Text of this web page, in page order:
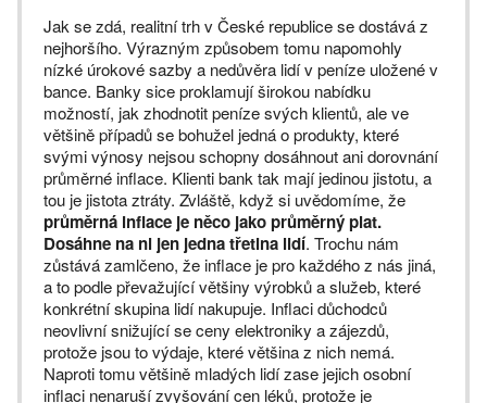
Jak se zdá, realitní trh v České republice se dostává z
nejhoršího. Výrazným způsobem tomu napomohly
nízké úrokové sazby a nedůvěra lidí v peníze uložené v
bance. Banky sice proklamují širokou nabídku
možností, jak zhodnotit peníze svých klientů, ale ve
většině případů se bohužel jedná o produkty, které
svými výnosy nejsou schopny dosáhnout ani dorovnání
průměrné inflace. Klienti bank tak mají jedinou jistotu, a
tou je jistota ztráty. Zvláště, když si uvědomíme, že
průměrná inflace je něco jako průměrný plat.
Dosáhne na ni jen jedna třetina lidí. Trochu nám
zůstává zamlčeno, že inflace je pro každého z nás jiná,
a to podle převažující většiny výrobků a služeb, které
konkrétní skupina lidí nakupuje. Inflaci důchodců
neovlivní snižující se ceny elektroniky a zájezdů,
protože jsou to výdaje, které většina z nich nemá.
Naproti tomu většině mladých lidí zase jejich osobní
inflaci nenaruší zvyšování cen léků, protože je